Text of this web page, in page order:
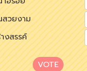
สวยงาม
งสรรค์
VOTE